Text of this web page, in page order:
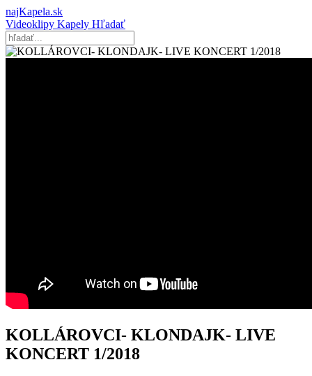
najKapela.sk
Videoklipy Kapely Hľadať
KOLLÁROVCI- KLONDAJK- LIVE
KONCERT 1/2018